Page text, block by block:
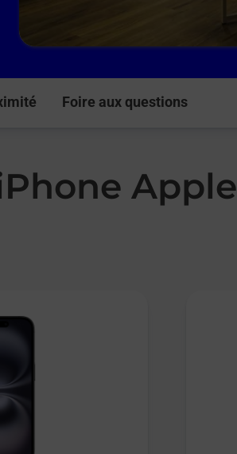
Foire aux questions